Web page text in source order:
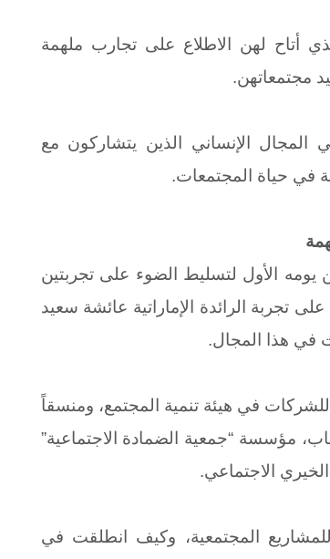
أتاح لهن الاطلاع على تجارب ملهمة
مجتمعاتهن.
الإنساني الذين يتشاركون مع
في حياة المجتمعات.
يومه الأول لتسليط الضوء على تجربتين
تجربة الرائدة الإماراتية عائشة سعيد
في هذا المجال.
في هيئة تنمية المجتمع، ومنسقاً
مؤسسة “جمعية الضمادة الاجتماعية”
الاجتماعي.
المجتمعية، وكيف انطلقت في